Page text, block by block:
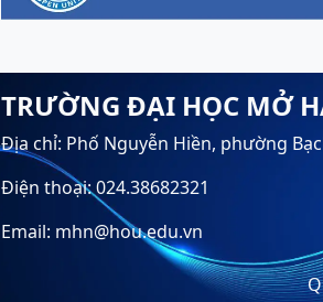
TRƯỜNG ĐẠI HỌC MỞ
Địa chỉ: Phố Nguyễn Hiền, phường
Điện thoại: 024.38682321
Email: mhn@hou.edu.vn